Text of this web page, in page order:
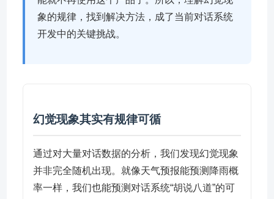
象的规律，找到解决方法，成了当前对话系统
开发中的关键挑战。
幻觉现象其实有规律可循
通过对大量对话数据的分析，我们发现幻觉现象
并非完全随机出现。就像天气预报能预测降雨概
率一样，我们也能预测对话系统“胡说八道”的可